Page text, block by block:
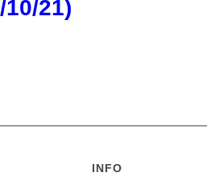
10/21)
INFO